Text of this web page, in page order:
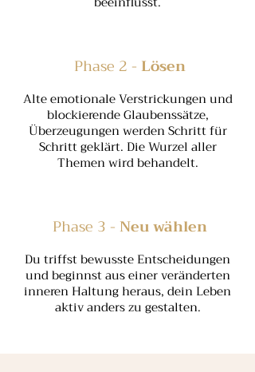
Phase 2 -Lösen
Alte emotionale Verstrickungen und
blockierende Glaubenssätze,
Überzeugungen werden Schritt für
Schritt geklärt. Die Wurzel aller
Themen wird behandelt.
Phase 3 -Neu wählen
Du triffst bewusste Entscheidungen
und beginnst aus einer veränderten
inneren Haltung heraus, dein Leben
aktiv anders zu gestalten.